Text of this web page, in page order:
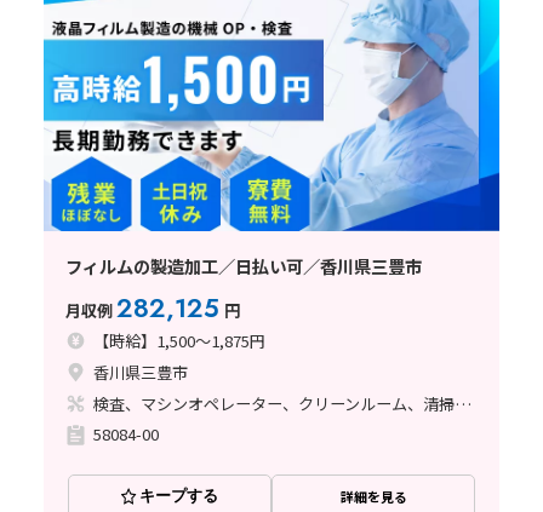
フィルムの製造加工／日払い可／香川県三豊市
月収例282,125 円
【時給】1,500～1,875円
香川県三豊市
検査、マシンオペレーター、クリーンルーム、清掃・洗浄、フォークリフト、立ち作業
58084-00
キープする 詳細を見る